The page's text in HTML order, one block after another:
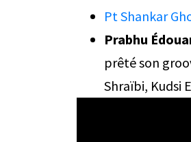
Pt Shankar
Prabhu
prêté son
Shraïbi, Kudsi